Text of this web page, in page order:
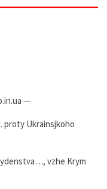
—
proty Ukrainsjkoho
vzhe Krym